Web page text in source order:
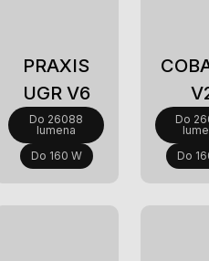
PRAXIS
UGR V6
Do 26088
lumena
Do 160 W
Do
Do